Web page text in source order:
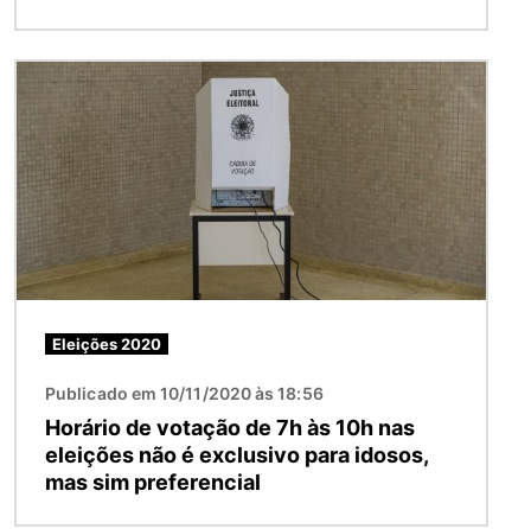
Imagem
Eleições 2020
Publicado em 10/11/2020 às 18:56
Horário de votação de 7h às 10h nas
eleições não é exclusivo para idosos,
mas sim preferencial